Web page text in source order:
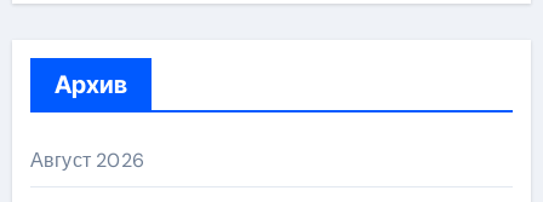
Архив
Август 2026